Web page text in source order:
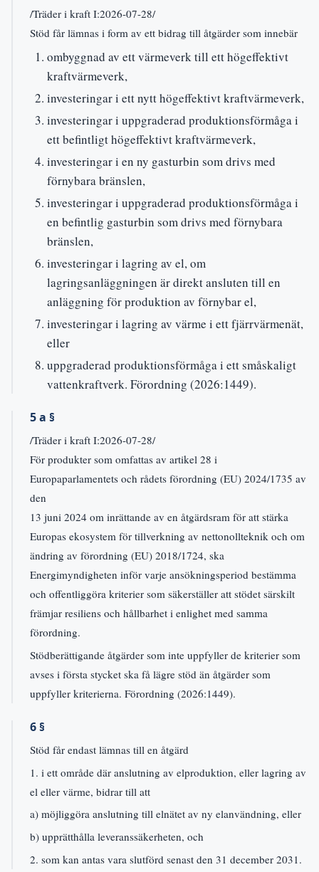
/Träder i kraft I:2026-07-28/
Stöd får lämnas i form av ett bidrag till åtgärder som innebär
ombyggnad av ett värmeverk till ett högeffektivt
kraftvärmeverk,
investeringar i ett nytt högeffektivt kraftvärmeverk,
investeringar i uppgraderad produktionsförmåga i
ett befintligt högeffektivt kraftvärmeverk,
investeringar i en ny gasturbin som drivs med
förnybara bränslen,
investeringar i uppgraderad produktionsförmåga i
en befintlig gasturbin som drivs med förnybara
bränslen,
investeringar i lagring av el, om
lagringsanläggningen är direkt ansluten till en
anläggning för produktion av förnybar el,
investeringar i lagring av värme i ett fjärrvärmenät,
eller
uppgraderad produktionsförmåga i ett småskaligt
vattenkraftverk. Förordning (2026:1449).
5 a §
/Träder i kraft I:2026-07-28/
För produkter som omfattas av artikel 28 i
Europaparlamentets och rådets förordning (EU) 2024/1735 av
den
13 juni 2024 om inrättande av en åtgärdsram för att stärka
Europas ekosystem för tillverkning av nettonollteknik och om
ändring av förordning (EU) 2018/1724, ska
Energimyndigheten inför varje ansökningsperiod bestämma
och offentliggöra kriterier som säkerställer att stödet särskilt
främjar resiliens och hållbarhet i enlighet med samma
förordning.
Stödberättigande åtgärder som inte uppfyller de kriterier som
avses i första stycket ska få lägre stöd än åtgärder som
uppfyller kriterierna. Förordning (2026:1449).
6 §
Stöd får endast lämnas till en åtgärd
1. i ett område där anslutning av elproduktion, eller lagring av
el eller värme, bidrar till att
a) möjliggöra anslutning till elnätet av ny elanvändning, eller
b) upprätthålla leveranssäkerheten, och
2. som kan antas vara slutförd senast den 31 december 2031.